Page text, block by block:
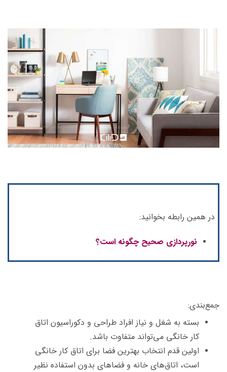
در همین رابطه بخوانید:
نورپردازی صحیح چگونه است؟
جمع‌بندی:
بسته به شغل و نیاز افراد طراحی و دکوراسیون اتاق
کار خانگی می‌تواند متفاوت باشد.
اولین قدم انتخاب بهترین فضا برای اتاق کار خانگی
است، اتاق‌های خانه و فضاهای بدون استفاده نظیر